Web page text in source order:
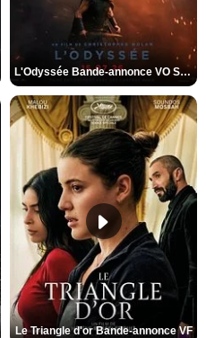
L'Odyssée Bande-annonce VO STFR
Le Triangle d'or Bande-annonce VF